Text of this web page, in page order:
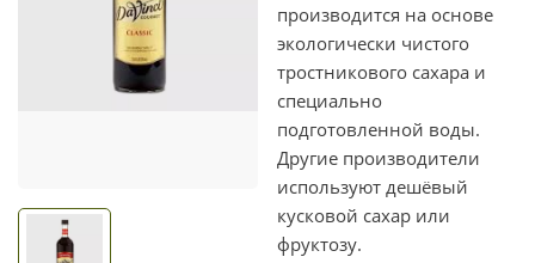
производится на основе
экологически чистого
тростникового сахара и
специально
подготовленной воды.
Другие производители
используют дешёвый
кусковой сахар или
фруктозу.